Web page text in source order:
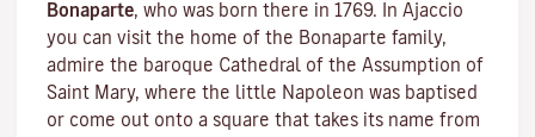
Bonaparte, who was born there in 1769. In Ajaccio
you can visit the home of the Bonaparte family,
admire the baroque Cathedral of the Assumption of
Saint Mary, where the little Napoleon was baptised
or come out onto a square that takes its name from